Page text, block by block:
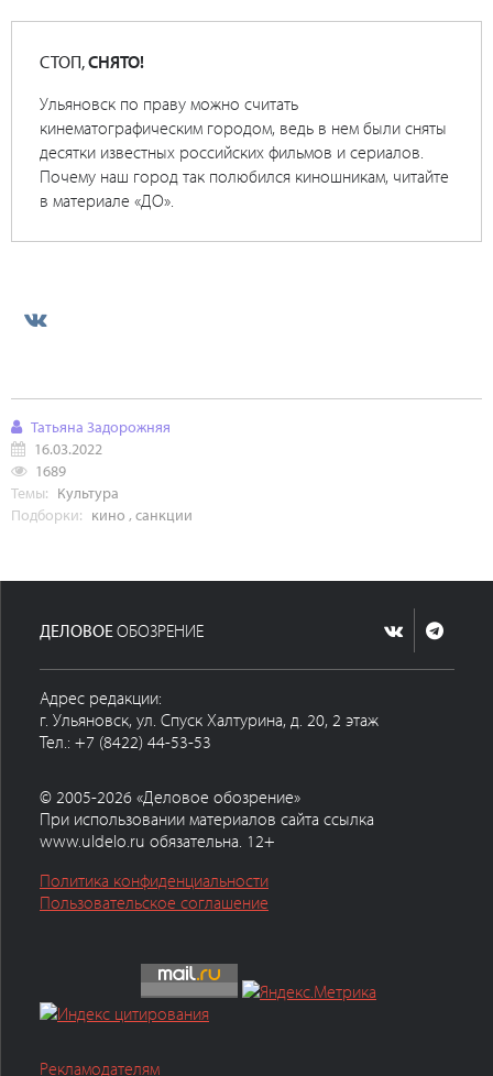
СТОП,СНЯТО!
Ульяновск по праву можно считать
кинематографическим городом, ведь в нем были сняты
десятки известных российских фильмов и сериалов.
Почему наш город так полюбился киношникам, читайте
в материале «ДО».
Татьяна Задорожняя
16.03.2022
1689
Темы: Культура
Подборки: кино ,санкции
ДЕЛОВОЕОБОЗРЕНИЕ
Адрес редакции:
г. Ульяновск, ул. Спуск Халтурина, д. 20, 2 этаж
Тел.: +7 (8422) 44-53-53
© 2005-2026 «Деловое обозрение»
При использовании материалов сайта ссылка
www.uldelo.ru обязательна. 12+
Политика конфиденциальности
Пользовательское соглашение
Рекламодателям